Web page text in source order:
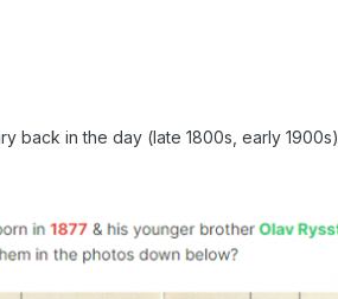
back in the day (late 1800s, early 1900s)